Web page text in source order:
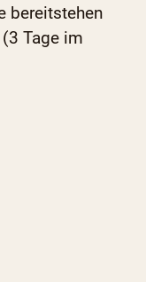
bereitstehen
Tage im